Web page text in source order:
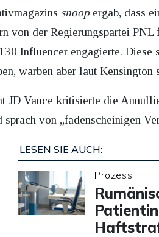
snoop ergab, dass
von der Regierungspartei
Influencer engagierte. Diese
warben aber laut
JD Vance kritisierte die
sprach von „fadenscheinigen
LESEN SIE AUCH:
Prozess